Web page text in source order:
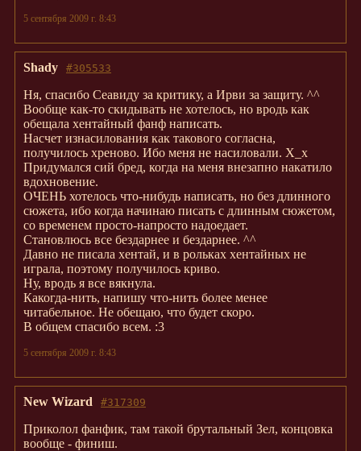
5 сентября 2009 г. 8:43
#305533
Shady
Ня, спасибо Сеавиду за критику, а Ирви за защиту. ^^
Вообще как-то скидывать не хотелось, но вродь как
обещала хентайный фанф написать.
Насчет изнасилования как такового согласна,
получилось хреново. Ибо меня не насиловали. Х_х
Придумался сий бред, когда на меня внезапно накатило
вдохновение.
ОЧЕНЬ хотелось что-нибудь написать, но без длинного
сюжета, ибо когда начинаю писать с длинным сюжетом,
со временем просто-напросто надоедает.
Становлюсь все бездарнее и бездарнее. ^^
Давно не писала хентай, и в рольках хентайных не
играла, поэтому получилось криво.
Ну, вродь я все вякнула.
Какогда-нить, напишу что-нить более менее
читабельное. Не обещаю, что будет скоро.
В общем спасибо всем. :3
5 сентября 2009 г. 8:43
#317309
New Wizard
Приколол фанфик, там такой брутальный Зел, концовка
вообще - финиш.